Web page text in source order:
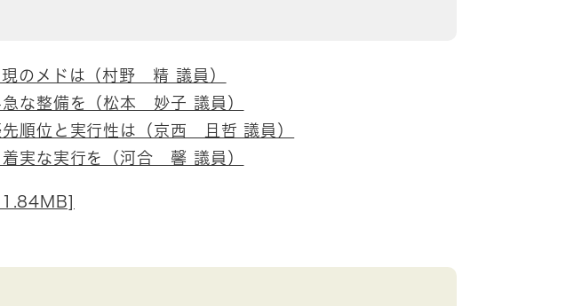
のメドは（村野 精 議員）
な整備を（松本 妙子 議員）
順位と実行性は（京西 且哲 議員）
実な実行を（河合 馨 議員）
1.84MB]